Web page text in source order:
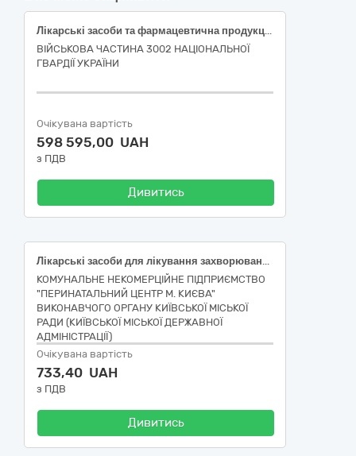
Лікарські засоби та фармацевтична продукція
ВІЙСЬКОВА ЧАСТИНА 3002 НАЦІОНАЛЬНОЇ
ГВАРДІЇ УКРАЇНИ
Очікувана вартість
598 595,00 UAH
з ПДВ
Дивитись
Лікарські засоби для лікування захворювань крові, органів кровотворення та захворювань серцево-судинної системи
КОМУНАЛЬНЕ НЕКОМЕРЦІЙНЕ ПІДПРИЄМСТВО
"ПЕРИНАТАЛЬНИЙ ЦЕНТР М. КИЄВА"
ВИКОНАВЧОГО ОРГАНУ КИЇВСЬКОЇ МІСЬКОЇ
РАДИ (КИЇВСЬКОЇ МІСЬКОЇ ДЕРЖАВНОЇ
АДМІНІСТРАЦІЇ)
Очікувана вартість
733,40 UAH
з ПДВ
Дивитись